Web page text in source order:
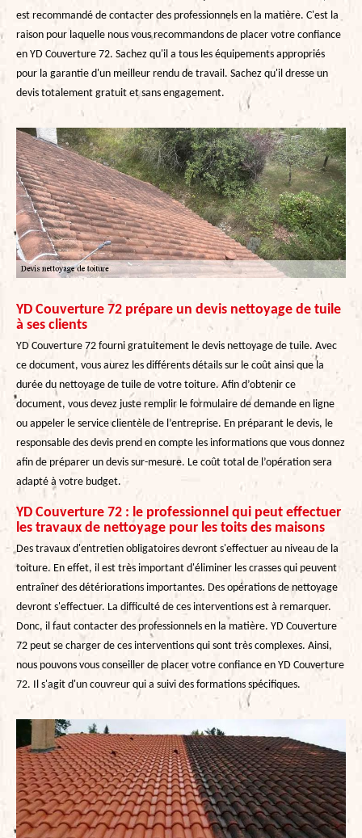
est recommandé de contacter des professionnels en la matière. C'est la
raison pour laquelle nous vous recommandons de placer votre confiance
en YD Couverture 72. Sachez qu'il a tous les équipements appropriés
pour la garantie d'un meilleur rendu de travail. Sachez qu'il dresse un
devis totalement gratuit et sans engagement.
YD Couverture 72 prépare un devis nettoyage de tuile
à ses clients
YD Couverture 72 fourni gratuitement le devis nettoyage de tuile. Avec
ce document, vous aurez les différents détails sur le coût ainsi que la
durée du nettoyage de tuile de votre toiture. Afin d’obtenir ce
document, vous devez juste remplir le formulaire de demande en ligne
ou appeler le service clientèle de l’entreprise. En préparant le devis, le
responsable des devis prend en compte les informations que vous donnez
afin de préparer un devis sur-mesure. Le coût total de l’opération sera
adapté à votre budget.
YD Couverture 72 : le professionnel qui peut effectuer
les travaux de nettoyage pour les toits des maisons
Des travaux d'entretien obligatoires devront s'effectuer au niveau de la
toiture. En effet, il est très important d'éliminer les crasses qui peuvent
entraîner des détériorations importantes. Des opérations de nettoyage
devront s'effectuer. La difficulté de ces interventions est à remarquer.
Donc, il faut contacter des professionnels en la matière. YD Couverture
72 peut se charger de ces interventions qui sont très complexes. Ainsi,
nous pouvons vous conseiller de placer votre confiance en YD Couverture
72. Il s'agit d'un couvreur qui a suivi des formations spécifiques.